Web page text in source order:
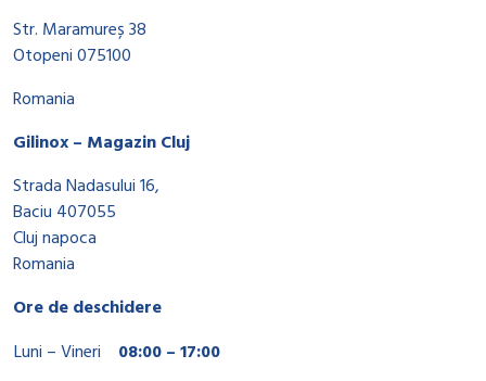
Str. Maramureș 38
Otopeni 075100
Romania
Gilinox – Magazin Cluj
Strada Nadasului 16,
Baciu 407055
Cluj napoca
Romania
Ore de deschidere
Luni – Vineri
08:00 – 17:00